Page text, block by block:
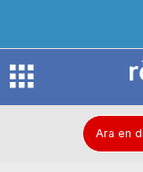
R
Ara en